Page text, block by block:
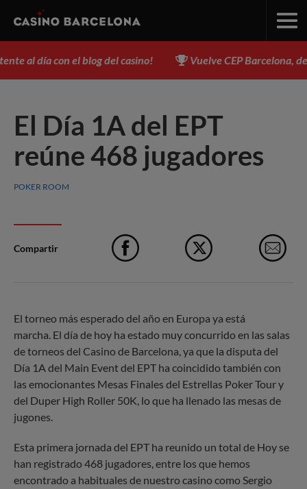
al día con el blog del casino! Vuelve CEP Barcelona, del
El Día 1A del EPT
reúne 468 jugadores
POKER ROOM
Compartir
Facebook
El torneo más esperado del año en Europa ya está
marcha. El día de hoy ha estado muy concurrido en las salas
de torneos del Casino de Barcelona, ya que la disputa del
Día 1A del Main Event del EPT ha coincidido también con
las emocionantes Mesas Finales del Estrellas Poker Tour y
del Duper High Roller 50K, lo que ha llenado las mesas de
jugones.
Esta primera jornada del EPT ha reunido un total de Hoy se
han registrado 468 jugadores, entre los que hemos
encontrado a habituales de nuestro casino como Sergio